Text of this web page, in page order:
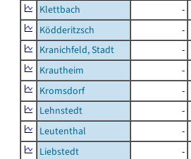
Klettbach
-
Ködderitzsch
-
Kranichfeld, Stadt
-
Krautheim
-
Kromsdorf
-
Lehnstedt
-
Leutenthal
-
Liebstedt
-